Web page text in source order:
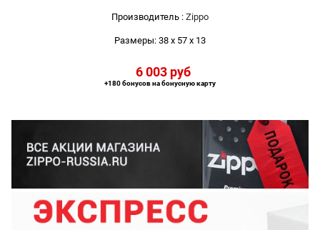
Производитель : Zippo
Размеры: 38 x 57 x 13
6 003 руб
+180 бонусов на бонусную карту